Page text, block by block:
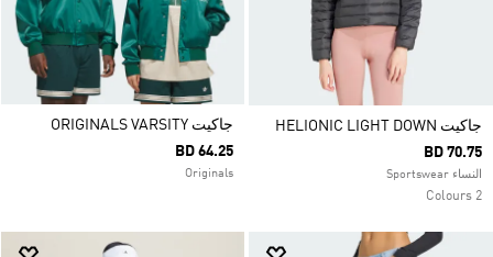
جاكيت HELIONIC LIGHT DOWN
BD 70.75
النساء Sportswear
2 Colours
جاكيت ORIGINALS VARSITY
BD 64.25
Originals